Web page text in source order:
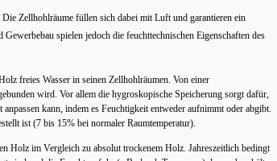
Zellhohlräume füllen sich dabei mit Luft und garantieren ein
spielen jedoch die feuchttechnischen Eigenschaften des
freies Wasser in seinen Zellhohlräumen. Von einer
wird. Vor allem die hygroskopische Speicherung sorgt dafür,
kann, indem es Feuchtigkeit entweder aufnimmt oder abgibt.
ist (7 bis 15% bei normaler Raumtemperatur).
Holz im Vergleich zu absolut trockenem Holz. Jahreszeitlich bedingt